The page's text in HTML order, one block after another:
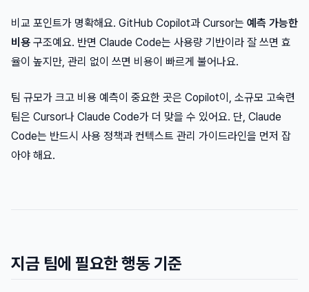
비교 포인트가 명확해요. GitHub Copilot과 Cursor는 예측 가능한
비용 구조예요. 반면 Claude Code는 사용량 기반이라 잘 쓰면 효
율이 높지만, 관리 없이 쓰면 비용이 빠르게 불어나요.
팀 규모가 크고 비용 예측이 중요한 곳은 Copilot이, 소규모 고숙련
팀은 Cursor나 Claude Code가 더 맞을 수 있어요. 단, Claude
Code는 반드시 사용 정책과 컨텍스트 관리 가이드라인을 먼저 잡
아야 해요.
지금 팀에 필요한 행동 기준